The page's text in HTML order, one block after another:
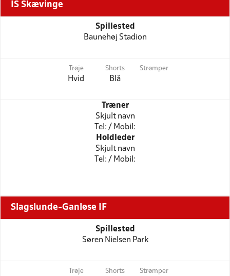
IS Skævinge
Spillested
Baunehøj Stadion
Trøje
Hvid
Shorts
Blå
Strømper
Træner
Skjult navn
Tel: / Mobil:
Holdleder
Skjult navn
Tel: / Mobil:
Slagslunde-Ganløse IF
Spillested
Søren Nielsen Park
Trøje Shorts Strømper